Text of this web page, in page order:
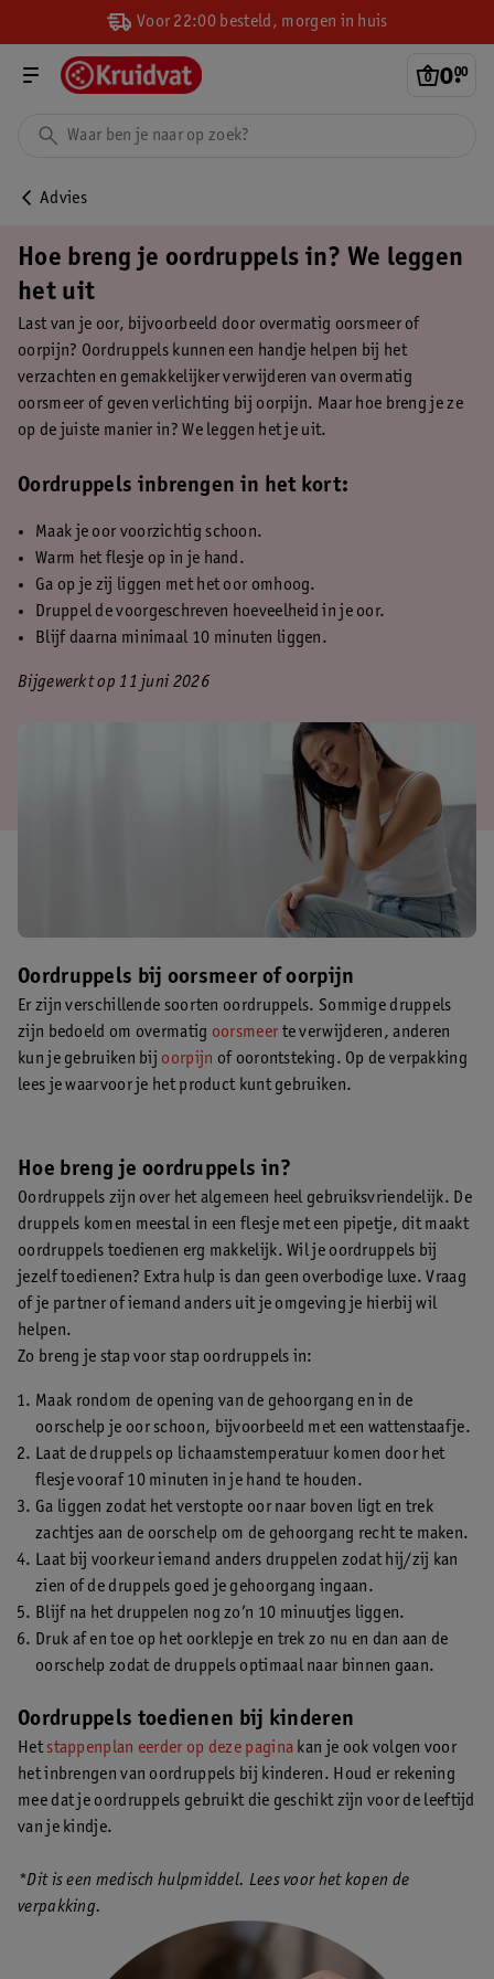
Voor 22:00 besteld, morgen in huis
0.
00
Advies
Hoe breng je oordruppels in? We leggen
het uit
Last van je oor, bijvoorbeeld door overmatig oorsmeer of
oorpijn? Oordruppels kunnen een handje helpen bij het
verzachten en gemakkelijker verwijderen van overmatig
oorsmeer of geven verlichting bij oorpijn. Maar hoe breng je ze
op de juiste manier in? We leggen het je uit.
Oordruppels inbrengen in het kort:
Maak je oor voorzichtig schoon.
Warm het flesje op in je hand.
Ga op je zij liggen met het oor omhoog.
Druppel de voorgeschreven hoeveelheid in je oor.
Blijf daarna minimaal 10 minuten liggen.
Bijgewerkt op 11 juni 2026
Oordruppels bij oorsmeer of oorpijn
Er zijn verschillende soorten oordruppels. Sommige druppels
zijn bedoeld om overmatig oorsmeer te verwijderen, anderen
kun je gebruiken bij oorpijn of oorontsteking. Op de verpakking
lees je waarvoor je het product kunt gebruiken.
Hoe breng je oordruppels in?
Oordruppels zijn over het algemeen heel gebruiksvriendelijk. De
druppels komen meestal in een flesje met een pipetje, dit maakt
oordruppels toedienen erg makkelijk. Wil je oordruppels bij
jezelf toedienen? Extra hulp is dan geen overbodige luxe. Vraag
of je partner of iemand anders uit je omgeving je hierbij wil
helpen.
Zo breng je stap voor stap oordruppels in:
Maak rondom de opening van de gehoorgang en in de
oorschelp je oor schoon, bijvoorbeeld met een wattenstaafje.
Laat de druppels op lichaamstemperatuur komen door het
flesje vooraf 10 minuten in je hand te houden.
Ga liggen zodat het verstopte oor naar boven ligt en trek
zachtjes aan de oorschelp om de gehoorgang recht te maken.
Laat bij voorkeur iemand anders druppelen zodat hij/zij kan
zien of de druppels goed je gehoorgang ingaan.
Blijf na het druppelen nog zo’n 10 minuutjes liggen.
Druk af en toe op het oorklepje en trek zo nu en dan aan de
oorschelp zodat de druppels optimaal naar binnen gaan.
Oordruppels toedienen bij kinderen
Hetstappenplan eerder op deze pagina kan je ook volgen voor
het inbrengen van oordruppels bij kinderen. Houd er rekening
mee dat je oordruppels gebruikt die geschikt zijn voor de leeftijd
van je kindje.
*Dit is een medisch hulpmiddel. Lees voor het kopen de
verpakking.